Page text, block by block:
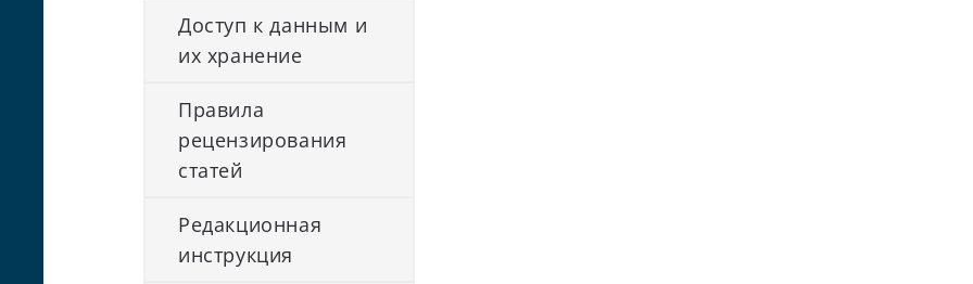
Доступ к данным и
их хранение
Правила
рецензирования
статей
Редакционная
инструкция